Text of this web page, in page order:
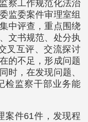
察工作规范化法治
监委案件审理室组
中评查，重点围绕
文书规范、处分执
叉互评、交流探讨
的不足，形成问题
时，在发现问题、
检监察干部业务能
案件61件，发现程